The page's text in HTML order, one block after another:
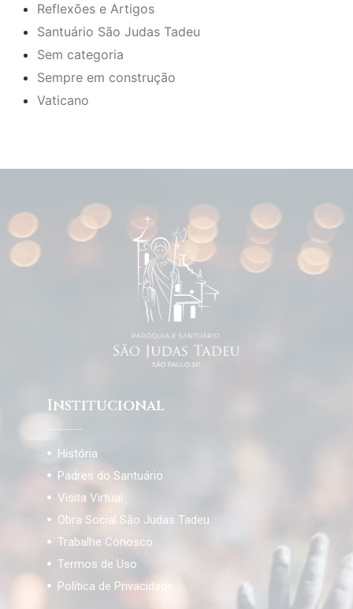
Reflexões e Artigos
Santuário São Judas Tadeu
Sem categoria
Sempre em construção
Vaticano
Institucional
História
Padres do Santuário
Visita Virtual
Obra Social São Judas Tadeu
Trabalhe Conosco
Termos de Uso
Política de Privacidade